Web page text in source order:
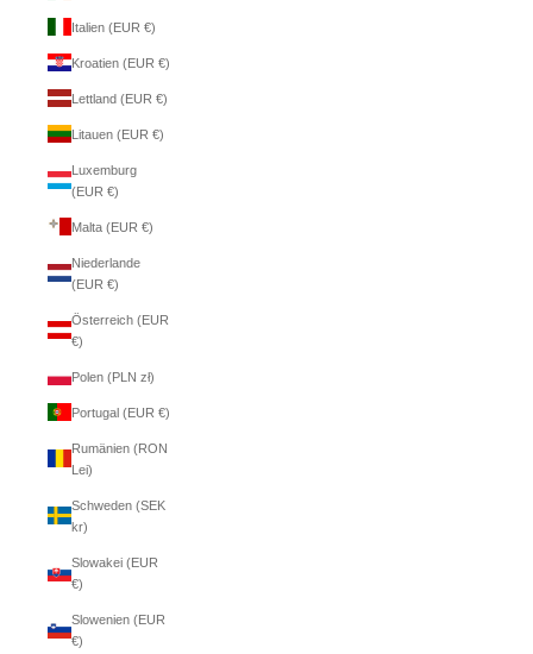
Italien (EUR €)
Kroatien (EUR €)
Lettland (EUR €)
Litauen (EUR €)
Luxemburg
(EUR €)
Malta (EUR €)
Niederlande
(EUR €)
Österreich (EUR
€)
Polen (PLN zł)
Portugal (EUR €)
Rumänien (RON
Lei)
Schweden (SEK
kr)
Slowakei (EUR
€)
Slowenien (EUR
€)